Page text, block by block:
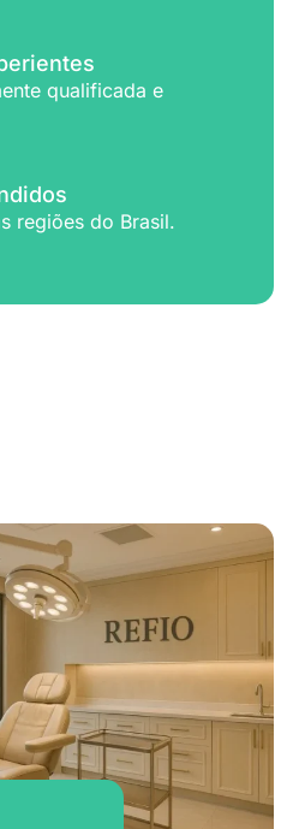
qualificada e
regiões do Brasil.